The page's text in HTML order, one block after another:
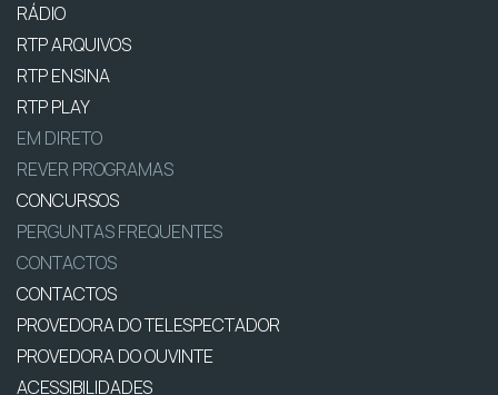
RÁDIO
RTP ARQUIVOS
RTP ENSINA
RTP PLAY
EM DIRETO
REVER PROGRAMAS
CONCURSOS
PERGUNTAS FREQUENTES
CONTACTOS
CONTACTOS
PROVEDORA DO TELESPECTADOR
PROVEDORA DO OUVINTE
ACESSIBILIDADES